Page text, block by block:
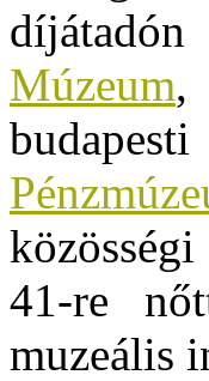
Múzeum
41-re
muzeális